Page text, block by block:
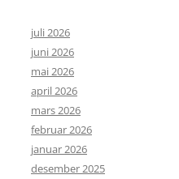
juli 2026
juni 2026
mai 2026
april 2026
mars 2026
februar 2026
januar 2026
desember 2025